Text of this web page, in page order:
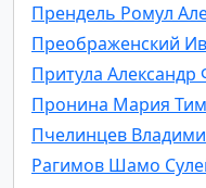
Прендель Ромул
Преображенский
Притула
Пронина Мария
Пчелинцев
Рагимов Шамо